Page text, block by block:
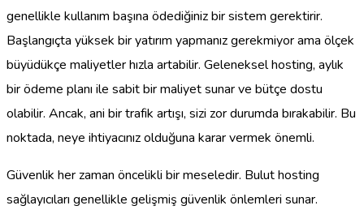
genellikle kullanım başına ödediğiniz bir sistem gerektirir.
Başlangıçta yüksek bir yatırım yapmanız gerekmiyor ama ölçek
büyüdükçe maliyetler hızla artabilir. Geleneksel hosting, aylık
bir ödeme planı ile sabit bir maliyet sunar ve bütçe dostu
olabilir. Ancak, ani bir trafik artışı, sizi zor durumda bırakabilir. Bu
noktada, neye ihtiyacınız olduğuna karar vermek önemli.
Güvenlik her zaman öncelikli bir meseledir. Bulut hosting
sağlayıcıları genellikle gelişmiş güvenlik önlemleri sunar.